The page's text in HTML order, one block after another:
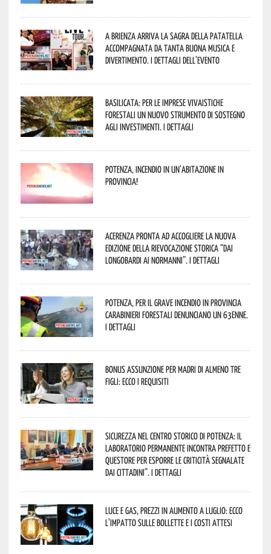
A Brienza arriva la Sagra della Patatella
accompagnata da tanta buona musica e
divertimento. I dettagli dell’evento
Basilicata: per le imprese vivaistiche
forestali un nuovo strumento di sostegno
agli investimenti. I dettagli
Potenza, incendio in un’abitazione in
provincia!
Acerenza pronta ad accogliere la nuova
edizione della rievocazione storica “Dai
Longobardi ai Normanni”. I dettagli
Potenza, per il grave incendio in Provincia
Carabinieri forestali denunciano un 63enne.
I dettagli
Bonus assunzione per madri di almeno tre
figli: ecco i requisiti
Sicurezza nel Centro Storico di Potenza: il
Laboratorio Permanente incontra Prefetto e
Questore per esporre le criticità segnalate
dai cittadini”. I dettagli
Luce e gas, prezzi in aumento a luglio: ecco
l’impatto sulle bollette e i costi attesi